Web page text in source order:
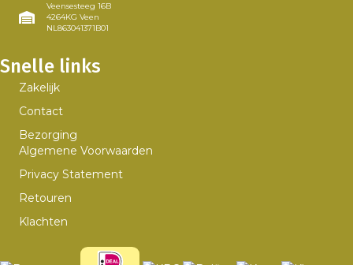
Veensesteeg 16B
4264KG Veen
NL863041371B01
Snelle links
Zakelijk
Contact
Bezorging
Algemene Voorwaarden
Privacy Statement
Retouren
Klachten